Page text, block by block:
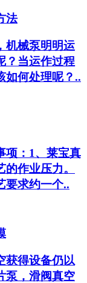
法
机械泵明明运
？当运作过程
如何处理呢？..
项：1、莱宝真
作业压力。
要求约一个..
获得设备仍以
泵，滑阀真空